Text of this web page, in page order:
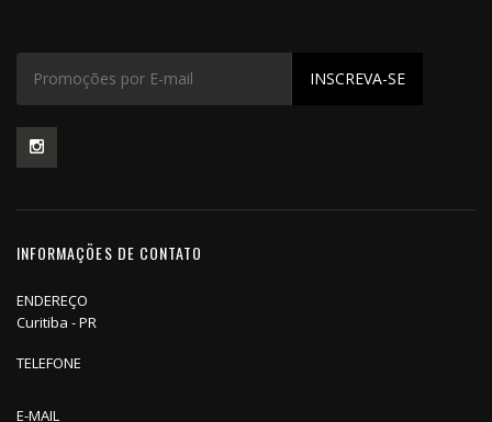
INSCREVA-SE
INFORMAÇÕES DE CONTATO
ENDEREÇO
Curitiba - PR
TELEFONE
E-MAIL